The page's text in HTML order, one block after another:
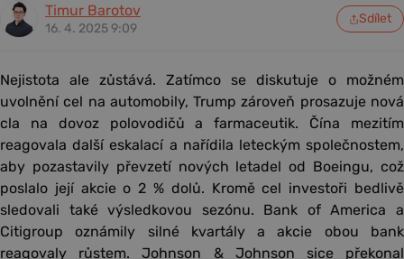
Timur Barotov
16. 4. 2025 9:09
Sdílet
Nejistota ale zůstává. Zatímco se diskutuje o možném
uvolnění cel na automobily, Trump zároveň prosazuje nová
cla na dovoz polovodičů a farmaceutik. Čína mezitím
reagovala další eskalací a nařídila leteckým společnostem,
aby pozastavily převzetí nových letadel od Boeingu, což
poslalo její akcie o 2 % dolů. Kromě cel investoři bedlivě
sledovali také výsledkovou sezónu. Bank of America a
Citigroup oznámily silné kvartály a akcie obou bank
reagovaly růstem. Johnson & Johnson sice překonal